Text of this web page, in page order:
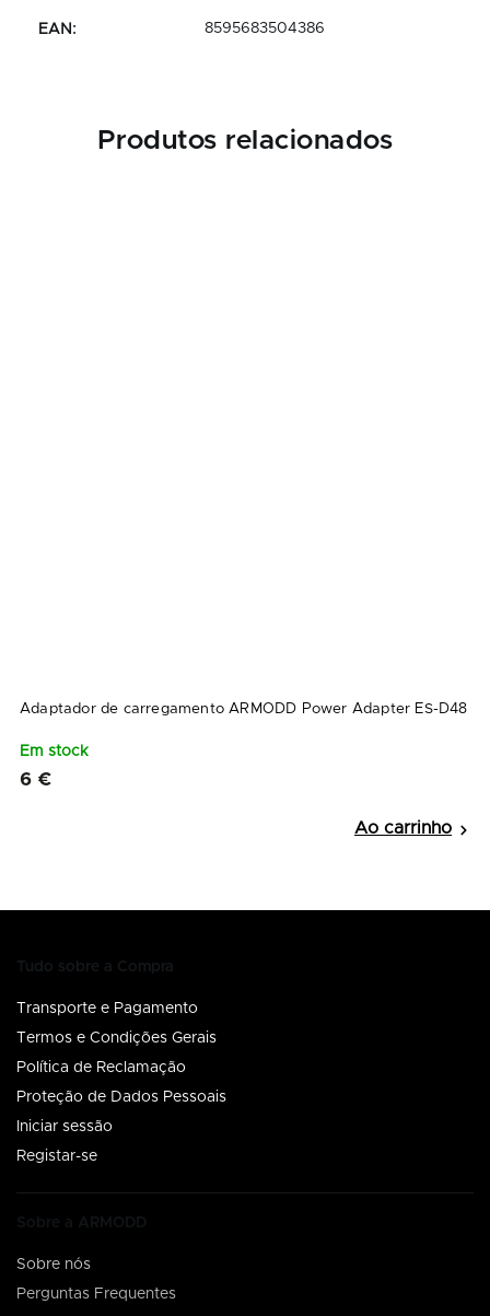
EAN : 8595683504386
Produtos relacionados
Adaptador de carregamento ARMODD Power Adapter ES-D48
Em stock
6 €
Tudo sobre a Compra
Transporte e Pagamento
Termos e Condições Gerais
Política de Reclamação
Proteção de Dados Pessoais
Iniciar sessão
Registar-se
Sobre nós
Perguntas Frequentes